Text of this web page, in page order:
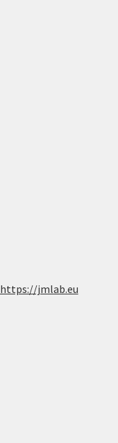
https://jmlab.eu